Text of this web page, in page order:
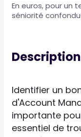
En euros, pour un
séniorité
Description
Identifier un
d'Account
importante
essentiel de